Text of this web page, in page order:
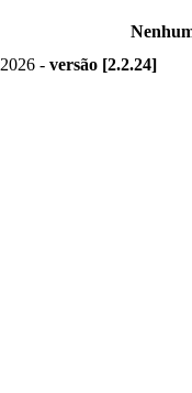
2026 - versão [2.2.24]